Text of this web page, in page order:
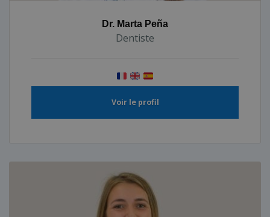
Dr. Marta Peña
Dentiste
Voir le profil